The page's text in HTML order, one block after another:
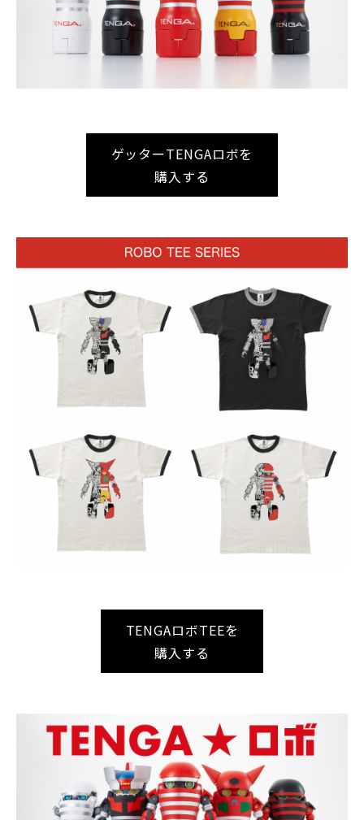
ゲッターTENGAロボを
購入する
TENGAロボTEEを
購入する